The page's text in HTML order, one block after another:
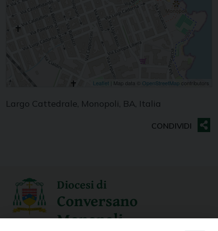
Leaflet | Map data © OpenStreetMap contributors
Largo Cattedrale, Monopoli, BA, Italia
Diocesi di
Conversano
Monopoli